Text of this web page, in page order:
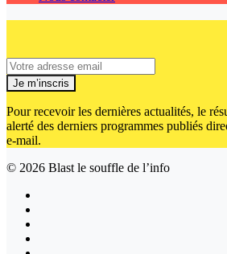
Je m’inscris
Pour recevoir les dernières actualités, le
alerté des derniers programmes publiés
e-mail.
© 2026 Blast le souffle de l’info